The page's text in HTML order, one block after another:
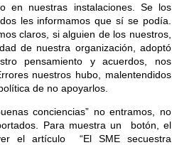
en nuestras instalaciones. Se los
les informamos que sí se podía.
claros, si alguien de los nuestros,
de nuestra organización, adoptó
pensamiento y acuerdos, nos
nuestros hubo, malentendidos
de no apoyarlos.
conciencias” no entramos, no
Para muestra un botón, el
el artículo “El SME secuestra